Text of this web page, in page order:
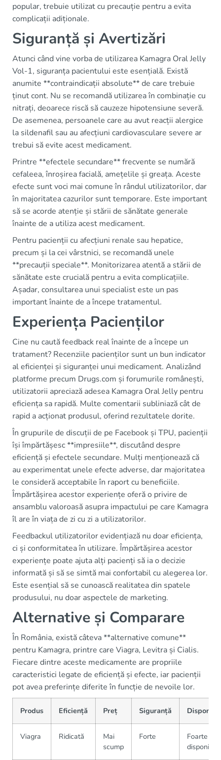
popular, trebuie utilizat cu precauție pentru a evita
complicații adiționale.
Siguranță și Avertizări
Atunci când vine vorba de utilizarea Kamagra Oral Jelly
Vol-1, siguranța pacientului este esențială. Există
anumite **contraindicații absolute** de care trebuie
ținut cont. Nu se recomandă utilizarea în combinație cu
nitrați, deoarece riscă să cauzeze hipotensiune severă.
De asemenea, persoanele care au avut reacții alergice
la sildenafil sau au afecțiuni cardiovasculare severe ar
trebui să evite acest medicament.
Printre **efectele secundare** frecvente se numără
cefaleea, înroșirea facială, amețelile și greața. Aceste
efecte sunt voci mai comune în rândul utilizatorilor, dar
în majoritatea cazurilor sunt temporare. Este important
să se acorde atenție și stării de sănătate generale
înainte de a utiliza acest medicament.
Pentru pacienții cu afecțiuni renale sau hepatice,
precum și la cei vârstnici, se recomandă unele
**precauții speciale**. Monitorizarea atentă a stării de
sănătate este crucială pentru a evita complicațiile.
Așadar, consultarea unui specialist este un pas
important înainte de a începe tratamentul.
Experiența Pacienților
Cine nu caută feedback real înainte de a începe un
tratament? Recenziile pacienților sunt un bun indicator
al eficienței și siguranței unui medicament. Analizând
platforme precum Drugs.com și forumurile românești,
utilizatorii apreciază adesea Kamagra Oral Jelly pentru
eficiența sa rapidă. Multe comentarii subliniază cât de
rapid a acționat produsul, oferind rezultatele dorite.
În grupurile de discuții de pe Facebook și TPU, pacienții
își împărtășesc **impresiile**, discutând despre
eficiență și efectele secundare. Mulți menționează că
au experimentat unele efecte adverse, dar majoritatea
le consideră acceptabile în raport cu beneficiile.
Împărtășirea acestor experiențe oferă o privire de
ansamblu valoroasă asupra impactului pe care Kamagra
îl are în viața de zi cu zi a utilizatorilor.
Feedbackul utilizatorilor evidențiază nu doar eficiența,
ci și conformitatea în utilizare. Împărtășirea acestor
experiențe poate ajuta alți pacienți să ia o decizie
informată și să se simtă mai confortabil cu alegerea lor.
Este esențial să se cunoască realitatea din spatele
produsului, nu doar aspectele de marketing.
Alternative și Comparare
În România, există câteva **alternative comune**
pentru Kamagra, printre care Viagra, Levitra și Cialis.
Fiecare dintre aceste medicamente are propriile
caracteristici legate de eficiență și efecte, iar pacienții
pot avea preferințe diferite în funcție de nevoile lor.
Produs Eficiență Preț Siguranță
Viagra Ridicată
Mai
scump
Forte
Foarte
disponibil